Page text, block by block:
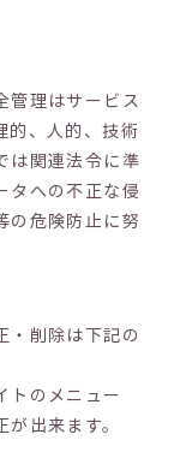
管理はサービス
的、人的、技術
は関連法令に準
タへの不正な侵
の危険防止に努
・削除は下記の
トのメニュー
出来ます。